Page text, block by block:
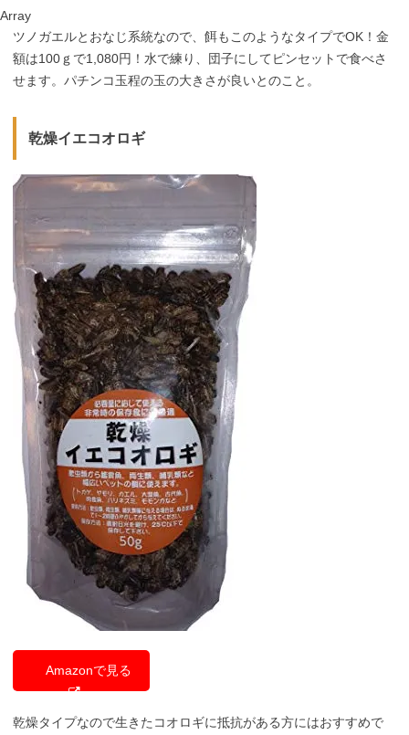
Array
ツノガエルとおなじ系統なので、餌もこのようなタイプでOK！金
額は100ｇで1,080円！水で練り、団子にしてピンセットで食べさ
せます。パチンコ玉程の玉の大きさが良いとのこと。
乾燥イエコオロギ
Amazonで見る
乾燥タイプなので生きたコオロギに抵抗がある方にはおすすめで